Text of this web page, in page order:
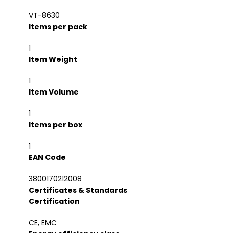
VT-8630
Items per pack
1
Item Weight
1
Item Volume
1
Items per box
1
EAN Code
3800170212008
Certificates & Standards
Certification
CE, EMC